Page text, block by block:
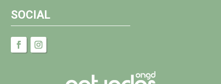
SOCIAL